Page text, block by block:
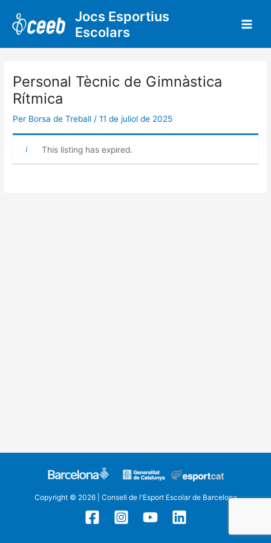
contingut
Jocs Esportius
Escolars
Personal Tècnic de Gimnàstica
Rítmica
Per Borsa de Treball/11 de juliol de 2025
This listing has expired.
Copyright © 2026 | Consell de l'Esport Escolar de Barcelona